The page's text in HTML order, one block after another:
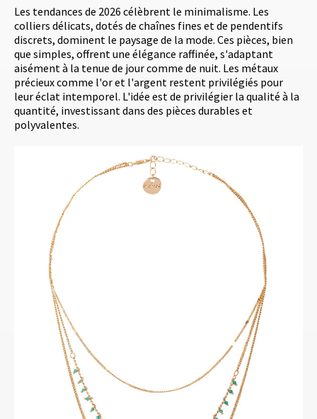
Les tendances de 2026 célèbrent le minimalisme. Les
colliers délicats, dotés de chaînes fines et de pendentifs
discrets, dominent le paysage de la mode. Ces pièces, bien
que simples, offrent une élégance raffinée, s'adaptant
aisément à la tenue de jour comme de nuit. Les métaux
précieux comme l'or et l'argent restent privilégiés pour
leur éclat intemporel. L'idée est de privilégier la qualité à la
quantité, investissant dans des pièces durables et
polyvalentes.